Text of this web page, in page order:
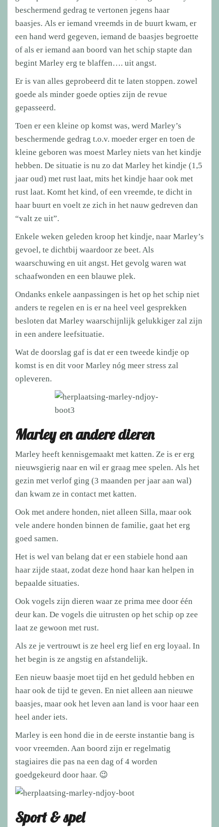
beschermend gedrag te vertonen jegens haar
baasjes. Als er iemand vreemds in de buurt kwam, er
een hand werd gegeven, iemand de baasjes begroette
of als er iemand aan boord van het schip stapte dan
begint Marley erg te blaffen…. uit angst.
Er is van alles geprobeerd dit te laten stoppen. zowel
goede als minder goede opties zijn de revue
gepasseerd.
Toen er een kleine op komst was, werd Marley’s
beschermende gedrag t.o.v. moeder erger en toen de
kleine geboren was moest Marley niets van het kindje
hebben. De situatie is nu zo dat Marley het kindje (1,5
jaar oud) met rust laat, mits het kindje haar ook met
rust laat. Komt het kind, of een vreemde, te dicht in
haar buurt en voelt ze zich in het nauw gedreven dan
“valt ze uit”.
Enkele weken geleden kroop het kindje, naar Marley’s
gevoel, te dichtbij waardoor ze beet. Als
waarschuwing en uit angst. Het gevolg waren wat
schaafwonden en een blauwe plek.
Ondanks enkele aanpassingen is het op het schip niet
anders te regelen en is er na heel veel gesprekken
besloten dat Marley waarschijnlijk gelukkiger zal zijn
in een andere leefsituatie.
Wat de doorslag gaf is dat er een tweede kindje op
komst is en dit voor Marley nóg meer stress zal
opleveren.
Marley en andere dieren
Marley heeft kennisgemaakt met katten. Ze is er erg
nieuwsgierig naar en wil er graag mee spelen. Als het
gezin met verlof ging (3 maanden per jaar aan wal)
dan kwam ze in contact met katten.
Ook met andere honden, niet alleen Silla, maar ook
vele andere honden binnen de familie, gaat het erg
goed samen.
Het is wel van belang dat er een stabiele hond aan
haar zijde staat, zodat deze hond haar kan helpen in
bepaalde situaties.
Ook vogels zijn dieren waar ze prima mee door één
deur kan. De vogels die uitrusten op het schip op zee
laat ze gewoon met rust.
Als ze je vertrouwt is ze heel erg lief en erg loyaal. In
het begin is ze angstig en afstandelijk.
Een nieuw baasje moet tijd en het geduld hebben en
haar ook de tijd te geven. En niet alleen aan nieuwe
baasjes, maar ook het leven aan land is voor haar een
heel ander iets.
Marley is een hond die in de eerste instantie bang is
voor vreemden. Aan boord zijn er regelmatig
stagiaires die pas na een dag of 4 worden
goedgekeurd door haar. 😉
Sport & spel